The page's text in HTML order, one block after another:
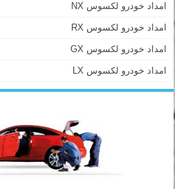
امداد خودرو لکسوس NX
امداد خودرو لکسوس RX
امداد خودرو لکسوس GX
امداد خودرو لکسوس LX